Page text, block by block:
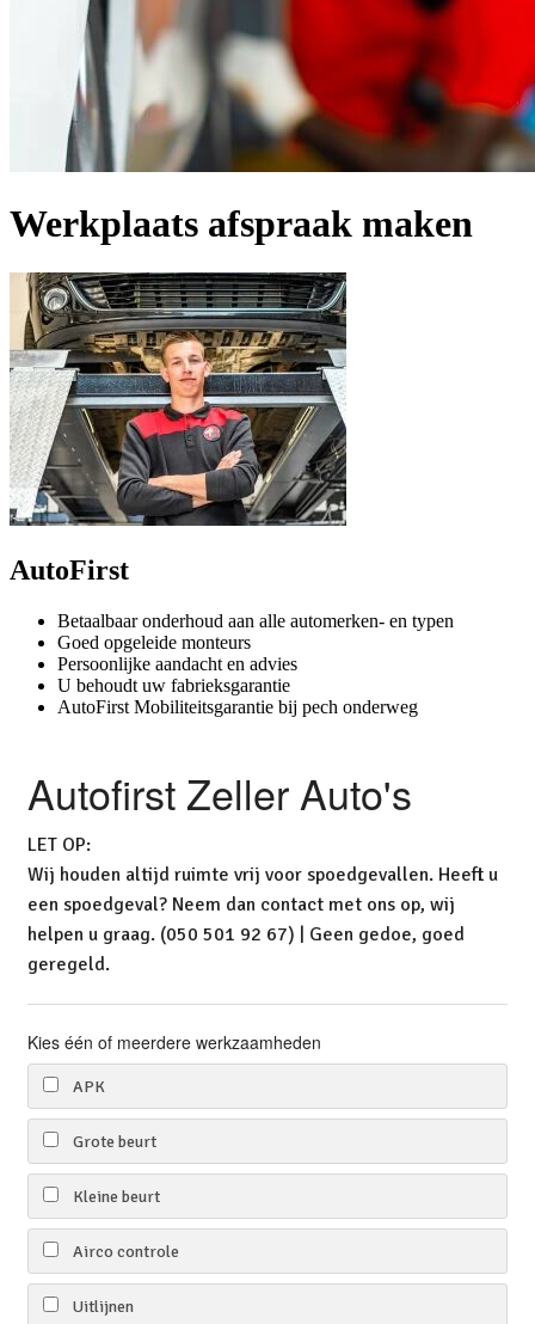
Werkplaats afspraak maken
AutoFirst
Betaalbaar onderhoud aan alle automerken- en typen
Goed opgeleide monteurs
Persoonlijke aandacht en advies
U behoudt uw fabrieksgarantie
AutoFirst Mobiliteitsgarantie bij pech onderweg